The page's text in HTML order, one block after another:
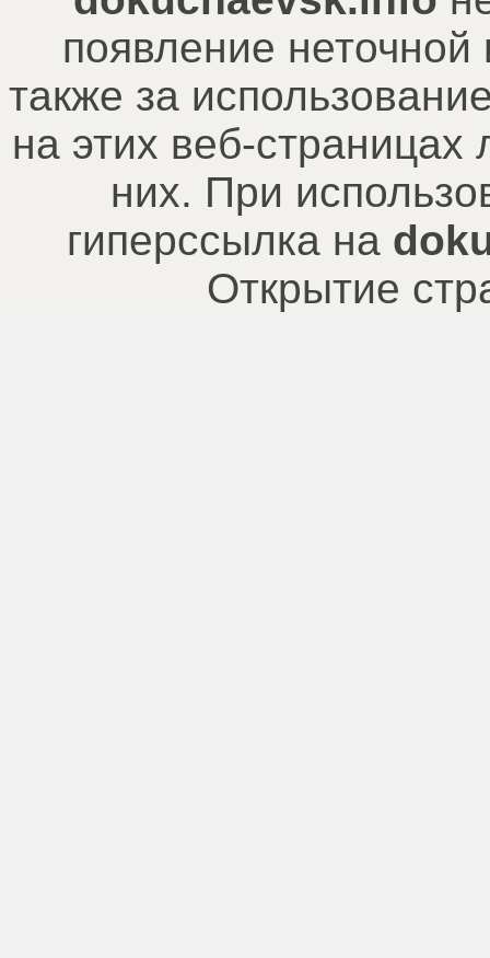
появление
также за
на этих веб-
них. При
гиперссылка на
Открытие